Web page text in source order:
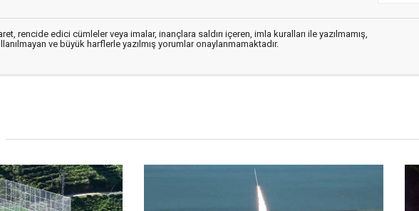
rencide edici cümleler veya imalar, inançlara saldırı içeren, imla kuralları ile yazılmamış,
ve büyük harflerle yazılmış yorumlar onaylanmamaktadır.